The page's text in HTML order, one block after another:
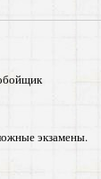
экзамены.